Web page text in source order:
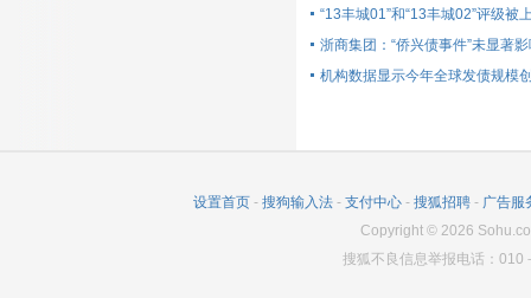
“13丰城01”和“13丰城02”评级被
浙商集团：“侨兴债事件”未显著
机构数据显示今年全球发债规模
设置首页 - 搜狗输入法 - 支付中心 - 搜狐招聘 - 广告服
Copyright© 2026
搜狐不良信息举报电话：010